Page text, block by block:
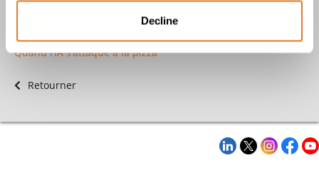
Decline
Utiliser le machine learning dans l'industrie minière au
Quand l’IA s’attaque à la pizza
Retourner